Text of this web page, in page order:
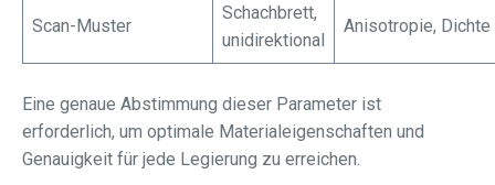
Scan-Muster
Schachbrett,
unidirektional
Anisotropie, Dichte
Eine genaue Abstimmung dieser Parameter ist
erforderlich, um optimale Materialeigenschaften und
Genauigkeit für jede Legierung zu erreichen.